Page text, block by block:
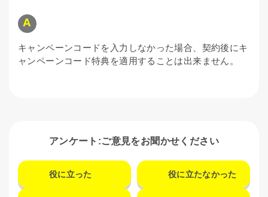
キャンペーンコードを入力しなかった場合、契約後にキ
ャンペーンコード特典を適用することは出来ません。
アンケート:ご意見をお聞かせください
役に立った 役に立たなかった